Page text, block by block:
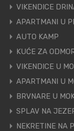
VIKENDICE
APARTMANI U
AUTO KAMP
KUĆE ZA
VIKENDICE U
APARTMANI U
BRVNARE U
SPLAV NA
NEKRETINE NA